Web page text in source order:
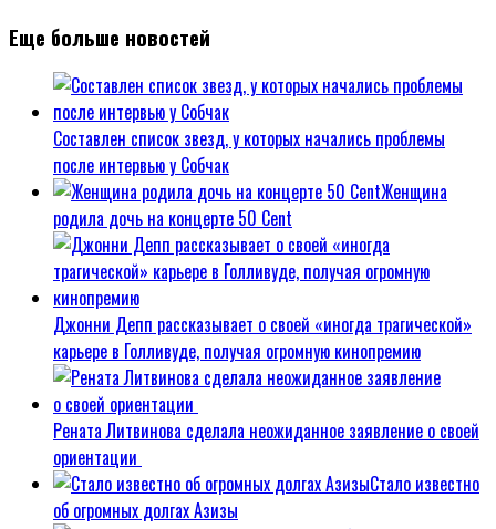
Еще больше новостей
Составлен список звезд, у которых начались проблемы
после интервью у Собчак
Женщина
родила дочь на концерте 50 Cent
Джонни Депп рассказывает о своей «иногда трагической»
карьере в Голливуде, получая огромную кинопремию
Рената Литвинова сделала неожиданное заявление о своей
ориентации
Стало известно
об огромных долгах Азизы